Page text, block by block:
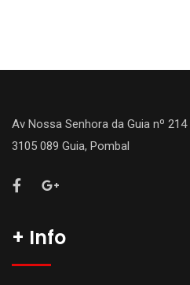
Av Nossa Senhora da Guia nº 214
3105 089 Guia, Pombal
+ Info